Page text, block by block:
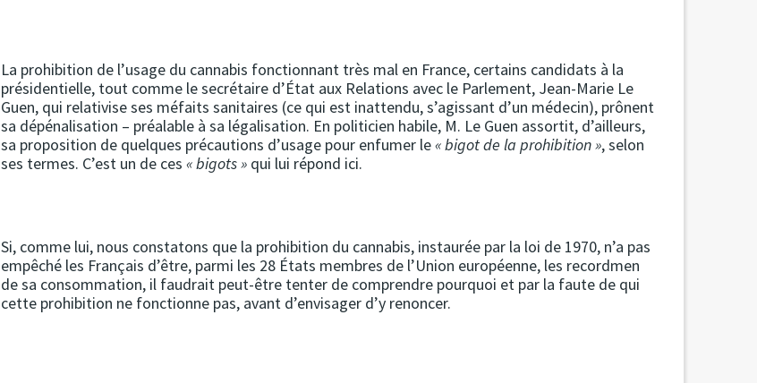
La prohibition de l’usage du cannabis fonctionnant très mal en France, certains candidats à la
présidentielle, tout comme le secrétaire d’État aux Relations avec le Parlement, Jean-Marie Le
Guen, qui relativise ses méfaits sanitaires (ce qui est inattendu, s’agissant d’un médecin), prônent
sa dépénalisation – préalable à sa légalisation. En politicien habile, M. Le Guen assortit, d’ailleurs,
sa proposition de quelques précautions d’usage pour enfumer le« bigot de la prohibition », selon
ses termes. C’est un de ces « bigots »qui lui répond ici.
Si, comme lui, nous constatons que la prohibition du cannabis, instaurée par la loi de 1970, n’a pas
empêché les Français d’être, parmi les 28 États membres de l’Union européenne, les recordmen
de sa consommation, il faudrait peut-être tenter de comprendre pourquoi et par la faute de qui
cette prohibition ne fonctionne pas, avant d’envisager d’y renoncer.